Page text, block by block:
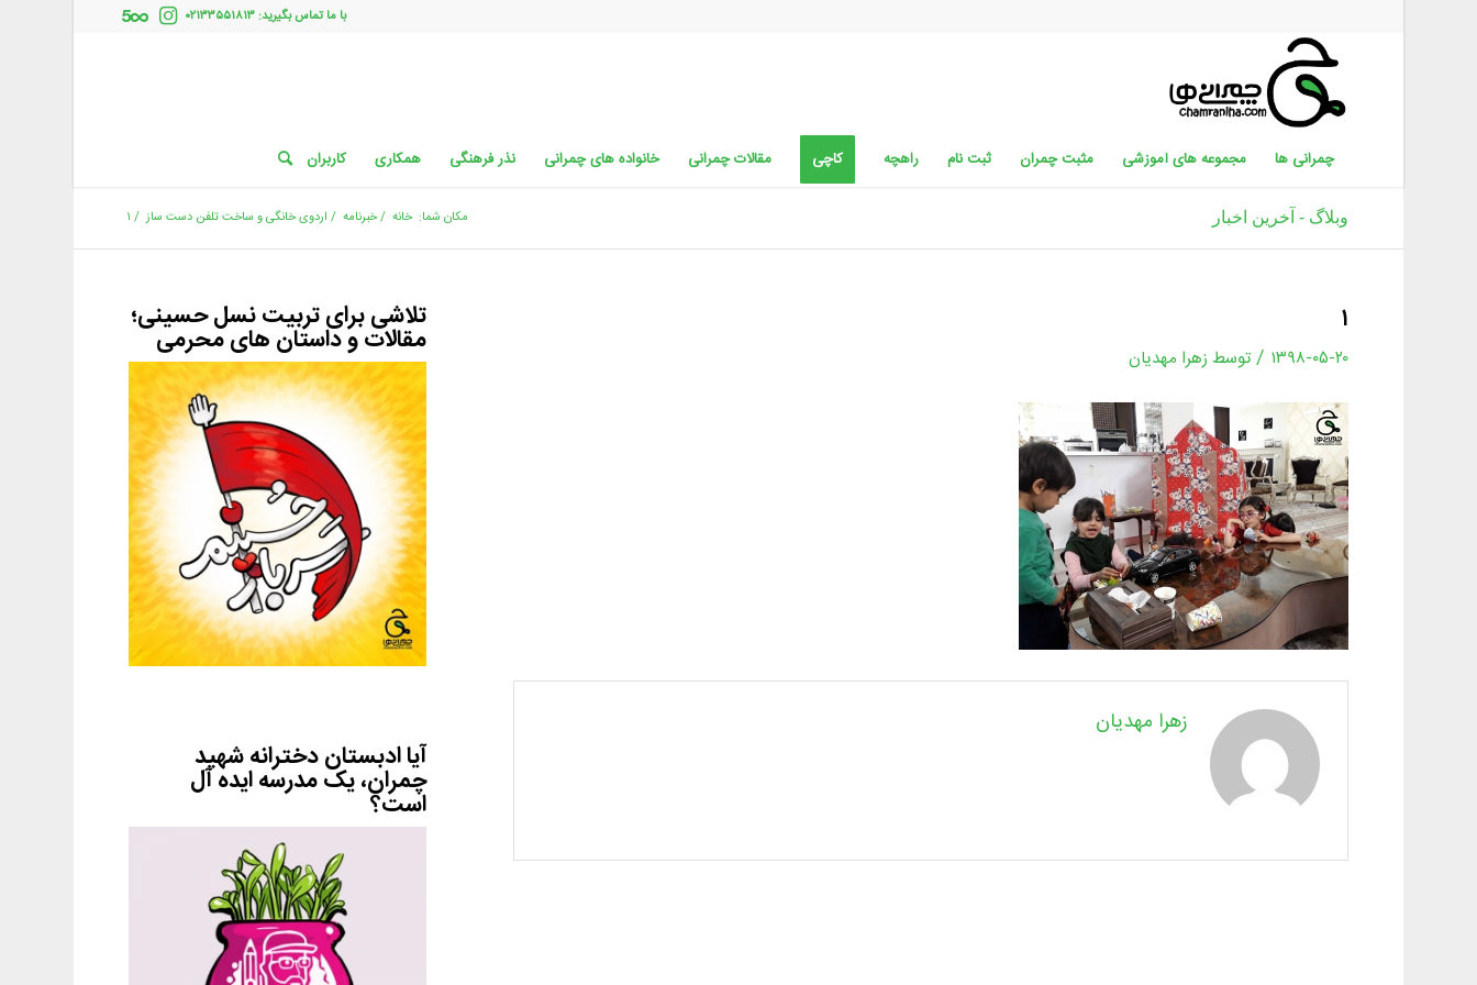
با ما تماس بگیرید: ۰۲۱۳۳۵۵۱۸۱۳
چمرانی ها مجموعه های آموزشی مثبت چمران ثبت نام راهچه کاچی مقالات چمرانی خانواده های چمرانی نذر فرهنگی همکاری کاربران
وبلاگ - آخرین اخبار مکان شما: خانه /خبرنامه / اردوی خانگی و ساخت تلفن دست ساز / ۱
۱
۱۳۹۸-۰۵-۲۰ / توسط زهرا مهدیان
زهرا مهدیان
تلاشی برای تربیت نسل حسینی؛
مقالات و داستان های محرمی
آیا ادبستان دخترانه شهید
چمران، یک مدرسه ایده آل
است؟